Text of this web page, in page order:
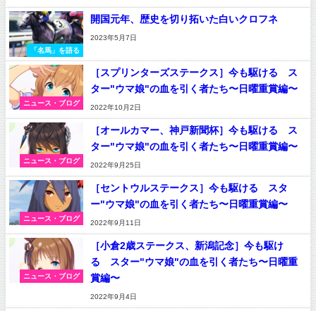
「名馬」を語る
開国元年、歴史を切り拓いた白いクロフネ
2023年5月7日
ニュース・ブログ
［スプリンターズステークス］今も駆ける ス
ター"ウマ娘"の血を引く者たち〜日曜重賞編〜
2022年10月2日
ニュース・ブログ
［オールカマー、神戸新聞杯］今も駆ける ス
ター"ウマ娘"の血を引く者たち〜日曜重賞編〜
2022年9月25日
ニュース・ブログ
［セントウルステークス］今も駆ける スタ
ー"ウマ娘"の血を引く者たち〜日曜重賞編〜
2022年9月11日
ニュース・ブログ
［小倉2歳ステークス、新潟記念］今も駆け
る スター"ウマ娘"の血を引く者たち〜日曜重
賞編〜
2022年9月4日